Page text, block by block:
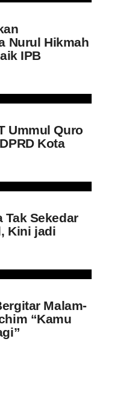
Nurul Hikmah
IPB
Ummul Quro
Kota
Tak Sekedar
Kini jadi
Malam-
“Kamu